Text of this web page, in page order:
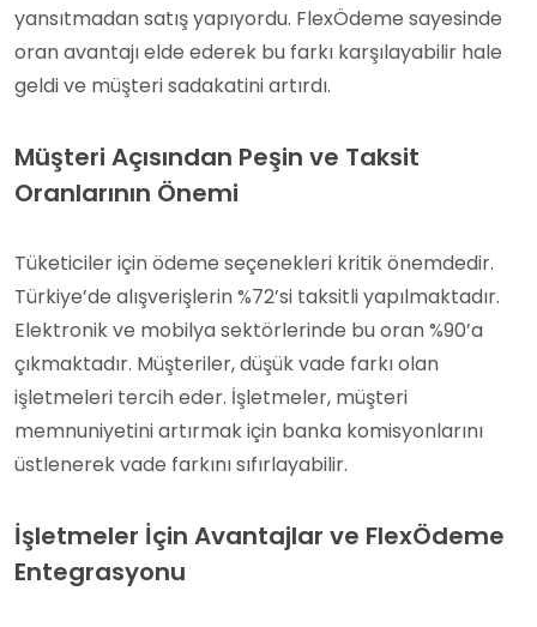
yansıtmadan satış yapıyordu. FlexÖdeme sayesinde
oran avantajı elde ederek bu farkı karşılayabilir hale
geldi ve müşteri sadakatini artırdı.
Müşteri Açısından Peşin ve Taksit
Oranlarının Önemi
Tüketiciler için ödeme seçenekleri kritik önemdedir.
Türkiye’de alışverişlerin %72’si taksitli yapılmaktadır.
Elektronik ve mobilya sektörlerinde bu oran %90’a
çıkmaktadır. Müşteriler, düşük vade farkı olan
işletmeleri tercih eder. İşletmeler, müşteri
memnuniyetini artırmak için banka komisyonlarını
üstlenerek vade farkını sıfırlayabilir.
İşletmeler İçin Avantajlar ve FlexÖdeme
Entegrasyonu